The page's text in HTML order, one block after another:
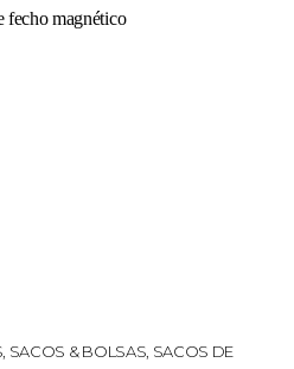
fecho magnético
, SACOS & BOLSAS, SACOS DE